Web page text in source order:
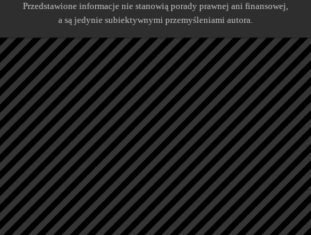
Przedstawione informacje nie stanowią porady prawnej ani finansowej,
a są jedynie subiektywnymi przemyśleniami autora.